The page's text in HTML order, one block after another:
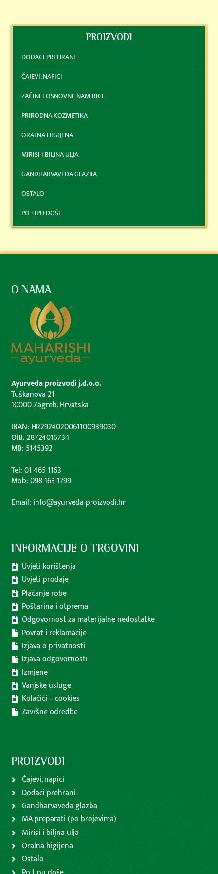
PROIZVODI
DODACI PREHRANI
ČAJEVI, NAPICI
ZAČINI I OSNOVNE NAMIRICE
PRIRODNA KOZMETIKA
ORALNA HIGIJENA
MIRISI I BILJNA ULJA
GANDHARVAVEDA GLAZBA
OSTALO
PO TIPU DOŠE
O NAMA
Ayurveda proizvodi j.d.o.o.
Tuškanova 21
10000 Zagreb, Hrvatska
IBAN: HR2924020061100939030
OIB: 28724016734
MB: 5145392
Tel: 01 465 1163
Mob: 098 163 1799
Email: info@ayurveda-proizvodi.hr
INFORMACIJE O TRGOVINI
Uvjeti korištenja
Uvjeti prodaje
Plaćanje robe
Poštarina i otprema
Odgovornost za materijalne nedostatke
Povrat i reklamacije
Izjava o privatnosti
Izjava odgovornosti
Izmjene
Vanjske usluge
Kolaćići – cookies
Završne odredbe
PROIZVODI
Čajevi, napici
Dodaci prehrani
Gandharvaveda glazba
MA preparati (po brojevima)
Mirisi i biljna ulja
Oralna higijena
Ostalo